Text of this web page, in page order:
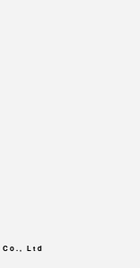
Co., Ltd